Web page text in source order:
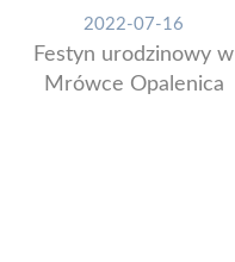
2022-07-16
Festyn urodzinowy w
Mrówce Opalenica